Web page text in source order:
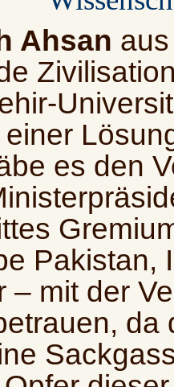
Ahsan
es den
Pakistan,
– mit der
da